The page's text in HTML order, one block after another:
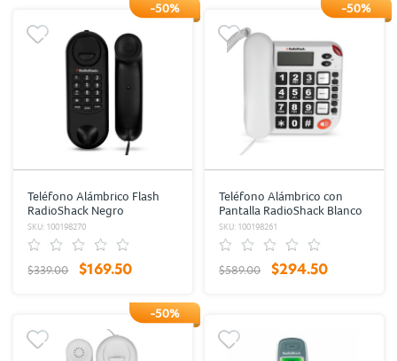
-50%
Teléfono Alámbrico Flash
RadioShack Negro
SKU: 100198270
$339.00 $169.50
-50%
Teléfono Alámbrico con
Pantalla RadioShack Blanco
SKU: 100198261
$589.00 $294.50
-50%